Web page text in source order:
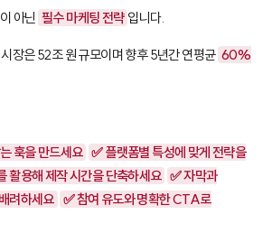
아닌 필수 마케팅 전략 입니다.
장은 52조 원 규모이며 향후 5년간 연평균 60%
훅을 만드세요 ✅ 플랫폼별 특성에 맞게 전략을
활용해 제작 시간을 단축하세요 ✅ 자막과
려하세요 ✅ 참여 유도와 명확한 CTA로